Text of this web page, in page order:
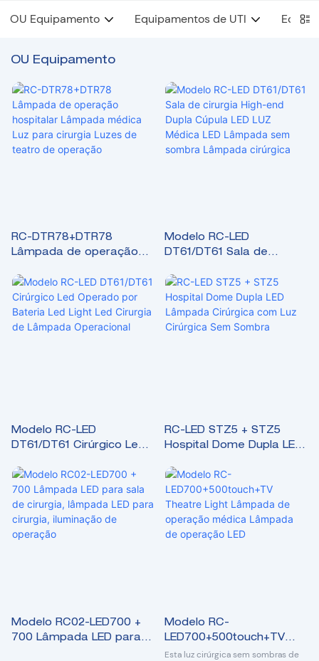
OU Equipamento Equipamentos de UTI
OU Equipamento
RC-DTR78+DTR78
Lâmpada de operação
médica Luz para cirurgia
Luzes de teatro de
operação
Modelo RC-LED
DT61/DT61 ​​Sala de
Cúpula LED LUZ Médica
LED Lâmpada sem
sombra Lâmpada
cirúrgica
Modelo RC-LED
DT61/DT61 ​​Cirúrgico Led
Light Led Cirurgia de
Lâmpada Operacional
RC-LED STZ5 + STZ5
Hospital Dome Dupla LED
Luz Cirúrgica Sem
Sombra
Modelo RC02-LED700 +
700 Lâmpada LED para
Modelo RC-
LED700+500touch+TV
Theatre Light Lâmpada
Esta luz cirúrgica sem sombras de